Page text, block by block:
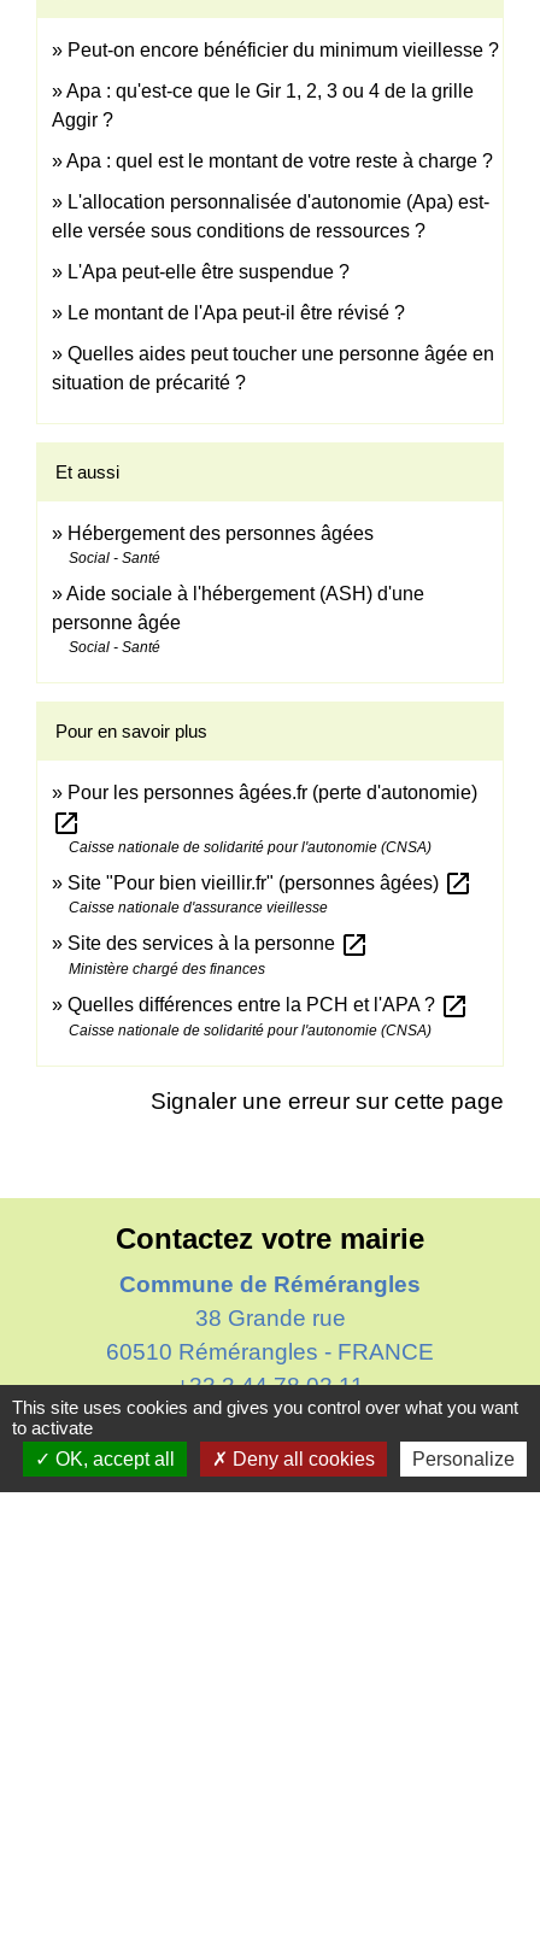
Peut-on encore bénéficier du minimum vieillesse ?
Apa : qu'est-ce que le Gir 1, 2, 3 ou 4 de la grille
Aggir ?
Apa : quel est le montant de votre reste à charge ?
L'allocation personnalisée d'autonomie (Apa) est-
elle versée sous conditions de ressources ?
L'Apa peut-elle être suspendue ?
Le montant de l'Apa peut-il être révisé ?
Quelles aides peut toucher une personne âgée en
situation de précarité ?
Et aussi
Hébergement des personnes âgées
Social - Santé
Aide sociale à l'hébergement (ASH) d'une
personne âgée
Social - Santé
Pour en savoir plus
Pour les personnes âgées.fr (perte d'autonomie)
open_in_new
Caisse nationale de solidarité pour l'autonomie (CNSA)
Site "Pour bien vieillir.fr" (personnes âgées) open_in_new
Caisse nationale d'assurance vieillesse
Site des services à la personne open_in_new
Ministère chargé des finances
Quelles différences entre la PCH et l'APA ? open_in_new
Caisse nationale de solidarité pour l'autonomie (CNSA)
Signaler une erreur sur cette page
Contactez votre mairie
Commune de Rémérangles
38 Grande rue
60510 Rémérangles - FRANCE
+33 3 44 78 02 11
Horaires d'ouverture au public
This site uses cookies and gives you control over what you want
to activate
OK, accept all
Deny all cookies Personalize